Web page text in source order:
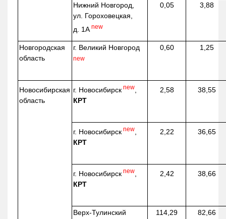
Нижний Новгород,
ул. Гороховецкая,
д. 1А new
0,05 3,88
Новгородская
область
г. Великий Новгород
new
0,60 1,25
Новосибирская
область
г. Новосибирск new
КРТ
2,58 38,55
г. Новосибирск new
КРТ
2,22 36,65
г. Новосибирск new
КРТ
2,42 38,66
Верх-Тулинский
114,29 82,66